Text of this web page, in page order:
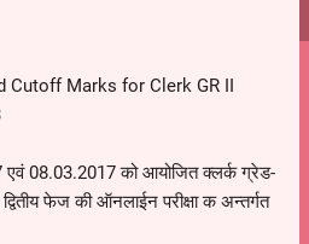
Cutoff Marks for Clerk GR II
एवं 08.03.2017 को आयोजित क्लर्क ग्रेड-
द्वितीय फेज की ऑनलाईन परीक्षा क अन्तर्गत